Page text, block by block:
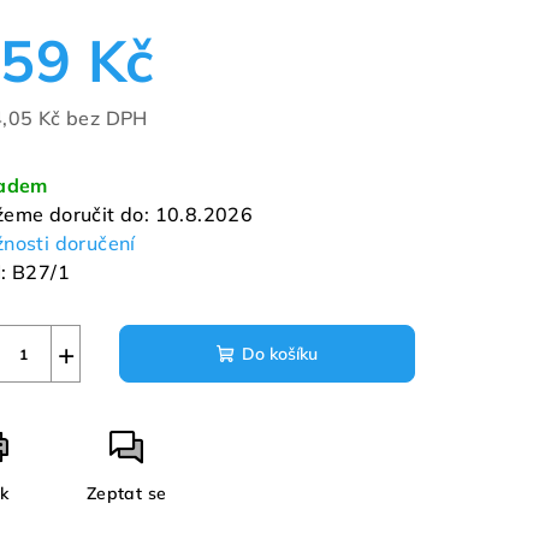
Kč
Kč bez DPH
doručit do: 10.8.2026
doručení
B27/1
+ Do košíku
Zeptat se